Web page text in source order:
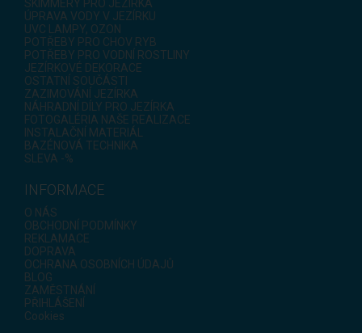
SKIMMERY PRO JEZÍRKA
ÚPRAVA VODY V JEZÍRKU
UVC LAMPY, OZON
POTŘEBY PRO CHOV RYB
POTŘEBY PRO VODNÍ ROSTLINY
JEZÍRKOVÉ DEKORACE
OSTATNÍ SOUČÁSTI
ZAZIMOVÁNÍ JEZÍRKA
NÁHRADNÍ DÍLY PRO JEZÍRKA
FOTOGALÉRIA NAŠE REALIZACE
INSTALAČNÍ MATERIÁL
BAZÉNOVÁ TECHNIKA
SLEVA -%
INFORMACE
O NÁS
OBCHODNÍ PODMÍNKY
REKLAMACE
DOPRAVA
OCHRANA OSOBNÍCH ÚDAJŮ
BLOG
ZAMĚSTNÁNÍ
PŘIHLÁŠENÍ
Cookies